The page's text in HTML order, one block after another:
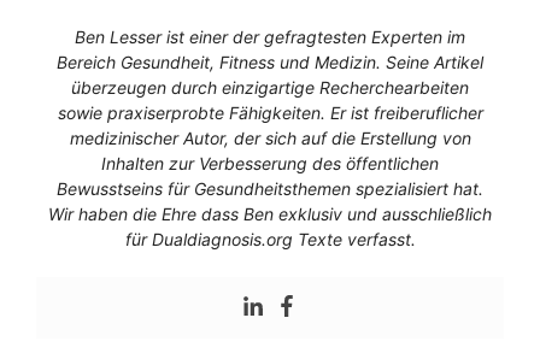
Ben Lesser ist einer der gefragtesten Experten im
Bereich Gesundheit, Fitness und Medizin. Seine Artikel
überzeugen durch einzigartige Recherchearbeiten
sowie praxiserprobte Fähigkeiten. Er ist freiberuflicher
medizinischer Autor, der sich auf die Erstellung von
Inhalten zur Verbesserung des öffentlichen
Bewusstseins für Gesundheitsthemen spezialisiert hat.
Wir haben die Ehre dass Ben exklusiv und ausschließlich
für Dualdiagnosis.org Texte verfasst.